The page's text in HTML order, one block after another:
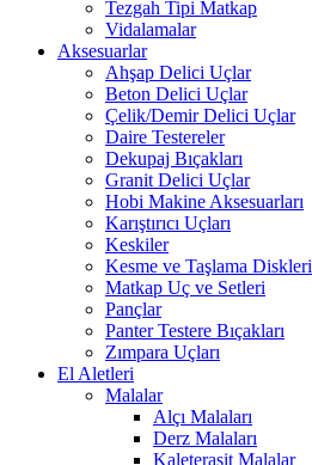
Tezgah Tipi Matkap
Vidalamalar
Aksesuarlar
Ahşap Delici Uçlar
Beton Delici Uçlar
Çelik/Demir Delici Uçlar
Daire Testereler
Dekupaj Bıçakları
Granit Delici Uçlar
Hobi Makine Aksesuarları
Karıştırıcı Uçları
Keskiler
Kesme ve Taşlama Diskleri
Matkap Uç ve Setleri
Pançlar
Panter Testere Bıçakları
Zımpara Uçları
El Aletleri
Malalar
Alçı Malaları
Derz Malaları
Kaleterasit Malalar